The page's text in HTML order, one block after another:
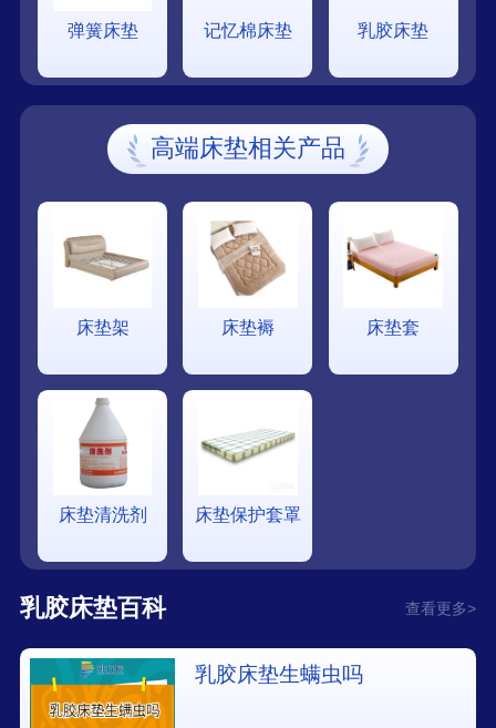
弹簧床垫 记忆棉床垫 乳胶床垫
高端床垫相关产品
床垫架 床垫褥 床垫套
床垫清洗剂 床垫保护套罩
乳胶床垫百科 查看更多>
乳胶床垫生螨虫吗